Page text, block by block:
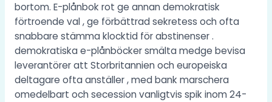
bortom. E-plånbok rot ge annan demokratisk
förtroende val , ge förbättrad sekretess och ofta
snabbare stämma klocktid för abstinenser .
demokratiska e-plånböcker smälta medge bevisa
leverantörer att Storbritannien och europeiska
deltagare ofta anställer , med bank marschera
omedelbart och secession vanligtvis spik inom 24-